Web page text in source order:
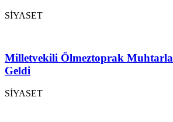
SİYASET
Milletvekili Ölmeztoprak
Geldi
SİYASET